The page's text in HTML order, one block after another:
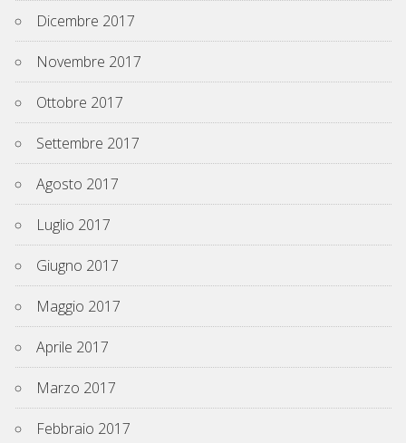
Dicembre 2017
Novembre 2017
Ottobre 2017
Settembre 2017
Agosto 2017
Luglio 2017
Giugno 2017
Maggio 2017
Aprile 2017
Marzo 2017
Febbraio 2017